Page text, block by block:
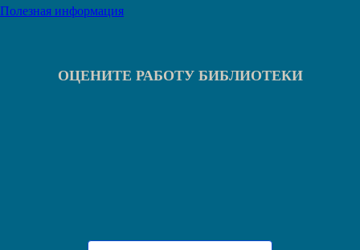
Полезная информация
ОЦЕНИТЕ РАБОТУ БИБЛИОТЕКИ